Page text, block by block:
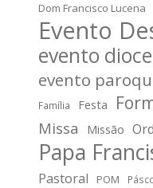
Dom Francisco Lucena
Evento
evento
evento
Família Festa
Missa Missão
Papa
Pastoral
POM